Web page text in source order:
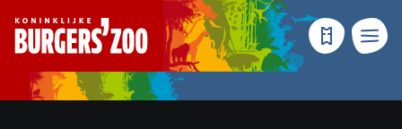
- Homepagina
TicketsMenu